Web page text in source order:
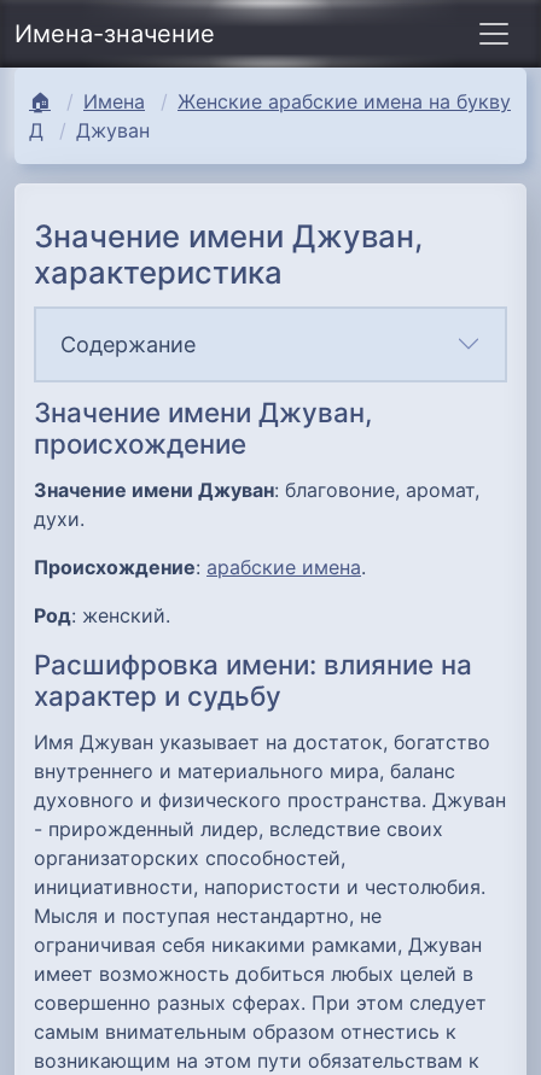
Имена-значение
🏠 Имена
Женские арабские имена на букву
Д
Джуван
Значение имени Джуван,
характеристика
Содержание
Значение имени Джуван,
происхождение
Значение имени Джуван: благовоние, аромат,
духи.
Происхождение: арабские имена.
Род: женский.
Расшифровка имени: влияние на
характер и судьбу
Имя Джуван указывает на достаток, богатство
внутреннего и материального мира, баланс
духовного и физического пространства. Джуван
- прирожденный лидер, вследствие своих
организаторских способностей,
инициативности, напористости и честолюбия.
Мысля и поступая нестандартно, не
ограничивая себя никакими рамками, Джуван
имеет возможность добиться любых целей в
совершенно разных сферах. При этом следует
самым внимательным образом отнестись к
возникающим на этом пути обязательствам к